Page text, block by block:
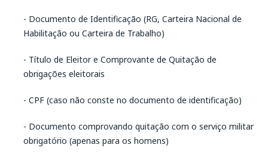
- Documento de Identificação (RG, Carteira Nacional de
Habilitação ou Carteira de Trabalho)
- Título de Eleitor e Comprovante de Quitação de
obrigações eleitorais
- CPF (caso não conste no documento de identificação)
- Documento comprovando quitação com o serviço militar
obrigatório (apenas para os homens)